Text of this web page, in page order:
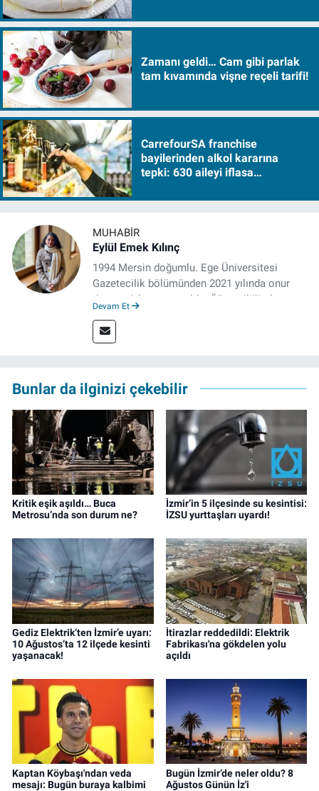
Zamanı geldi… Cam gibi parlak
tam kıvamında vişne reçeli tarifi!
CarrefourSA franchise
bayilerinden alkol kararına
tepki: 630 aileyi iflasa
MUHABIR
Eylül Emek Kılınç
1994 Mersin doğumlu. Ege Üniversitesi
Gazetecilik bölümünden 2021 yılında onur
derecesiyle mezun oldu. Öğrenciliğinde
deneyimin dışında kapatılana kadar Artı TV
ve TELE1 TV Ankara bürolarında editör ve
Devam Et
Bunlar da ilginizi çekebilir
Kritik eşik aşıldı… Buca
Metrosu’nda son durum ne?
İzmir’in 5 ilçesinde su kesintisi:
İZSU yurttaşları uyardı!
Gediz Elektrik’ten İzmir’e uyarı:
10 Ağustos’ta 12 ilçede kesinti
yaşanacak!
İtirazlar reddedildi: Elektrik
Fabrikası'na gökdelen yolu
açıldı
Kaptan Köybaşı'ndan veda
mesajı: Bugün buraya kalbimi
Bugün İzmir’de neler oldu? 8
Ağustos Günün İz'i